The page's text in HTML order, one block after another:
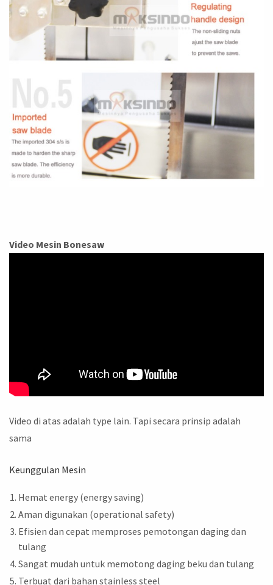
Video Mesin Bonesaw
Video di atas adalah type lain. Tapi secara prinsip adalah
sama
Keunggulan Mesin
Hemat energy (energy saving)
Aman digunakan (operational safety)
Efisien dan cepat memproses pemotongan daging dan
tulang
Sangat mudah untuk memotong daging beku dan tulang
Terbuat dari bahan stainless steel